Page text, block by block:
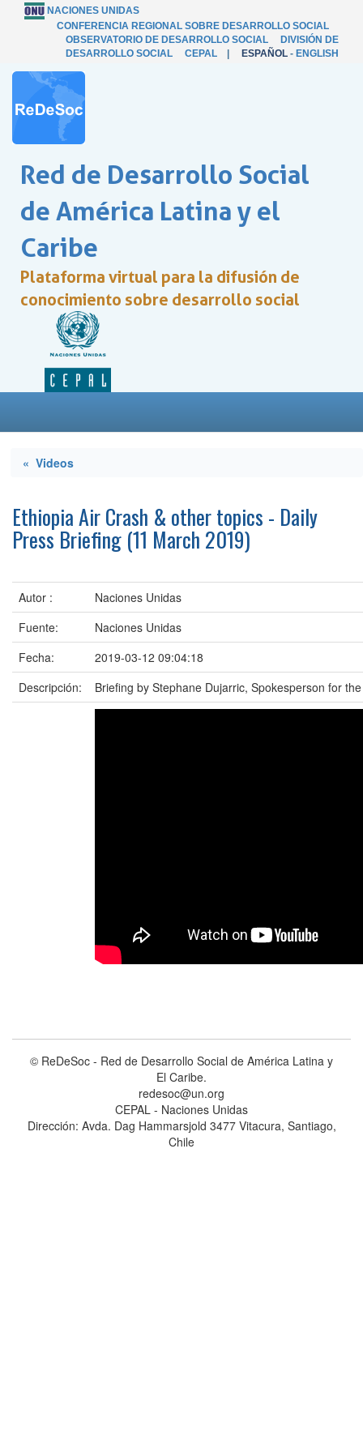
NACIONES UNIDAS
CONFERENCIA REGIONAL SOBRE DESARROLLO SOCIAL
OBSERVATORIO DE DESARROLLO SOCIAL
DIVISIÓN DE
DESARROLLO SOCIAL
CEPAL ESPAÑOL - ENGLISH
Red de Desarrollo Social
de América Latina y el
Caribe
Plataforma virtual para la difusión de
conocimiento sobre desarrollo social
« Videos
Ethiopia Air Crash & other topics - Daily
Press Briefing (11 March 2019)
Autor :
Naciones Unidas
Fuente:
Naciones Unidas
Fecha:
2019-03-12 09:04:18
Descripción:
Briefing by Stephane Dujarric, Spokesperson for
© ReDeSoc - Red de Desarrollo Social de América Latina y
El Caribe.
redesoc@un.org
CEPAL - Naciones Unidas
Dirección: Avda. Dag Hammarsjold 3477 Vitacura, Santiago,
Chile